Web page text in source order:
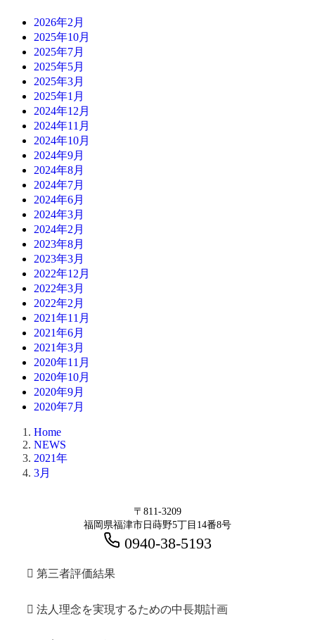
2026年2月
2025年10月
2025年7月
2025年5月
2025年3月
2025年1月
2024年12月
2024年11月
2024年10月
2024年9月
2024年8月
2024年7月
2024年6月
2024年3月
2024年2月
2023年8月
2023年3月
2022年12月
2022年3月
2022年2月
2021年11月
2021年6月
2021年3月
2020年11月
2020年10月
2020年9月
2020年7月
Home
NEWS
2021年
3月
〒811-3209
福岡県福津市日蒔野5丁目14番8号
0940-38-5193
第三者評価結果
法人理念を実現するための中長期計画